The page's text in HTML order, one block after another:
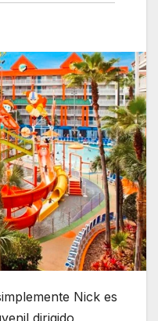
Nick es
dirigido